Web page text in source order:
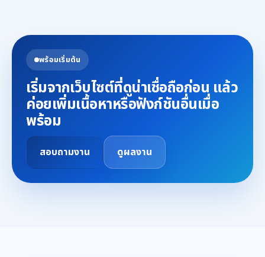
พร้อมเริ่มต้น
เริ่มจากเว็บไซต์ที่ดูน่าเชื่อถือก่อน แล้ว
ค่อยเพิ่มเนื้อหาหรือฟังก์ชันอื่นเมื่อ
พร้อม
สอบถามงาน ดูผลงาน